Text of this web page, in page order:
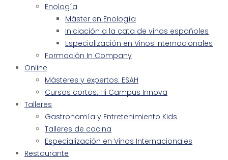
Enología
Máster en Enología
Iniciación a la cata de vinos españoles
Especialización en Vinos Internacionales
Formación In Company
Online
Másteres y expertos: ESAH
Cursos cortos: Hi Campus Innova
Talleres
Gastronomía y Entretenimiento Kids
Talleres de cocina
Especialización en Vinos Internacionales
Restaurante